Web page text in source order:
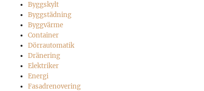
Byggskylt
Byggstädning
Byggvärme
Container
Dörrautomatik
Dränering
Elektriker
Energi
Fasadrenovering